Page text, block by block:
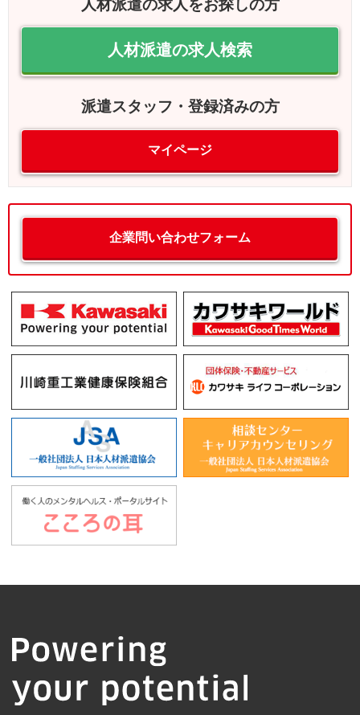
人材派遣の求人をお探しの方
人材派遣の求人検索
派遣スタッフ・登録済みの方
マイページ
企業問い合わせフォーム